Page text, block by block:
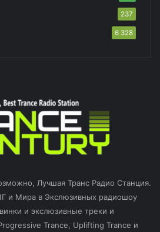
237
6 328
Лучшая Транс Радио Станция.
и Мира в Экслюзивных радиошоу
и экслюзивные треки и
Trance, Uplifting Trance и